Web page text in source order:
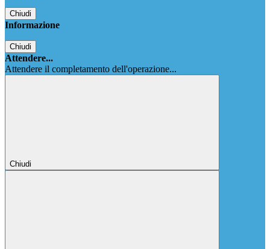
Chiudi
Informazione
Chiudi
Attendere...
Attendere il completamento dell'operazione...
Chiudi